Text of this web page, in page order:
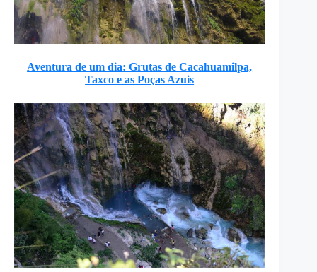
Aventura de um dia: Grutas de Cacahuamilpa,
Taxco e as Poças Azuis